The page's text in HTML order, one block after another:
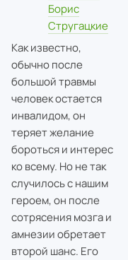
Борис
Стругацкие
Как известно,
обычно после
большой травмы
человек остается
инвалидом, он
теряет желание
бороться и интерес
ко всему. Но не так
случилось с нашим
героем, он после
сотрясения мозга и
амнезии обретает
второй шанс. Его